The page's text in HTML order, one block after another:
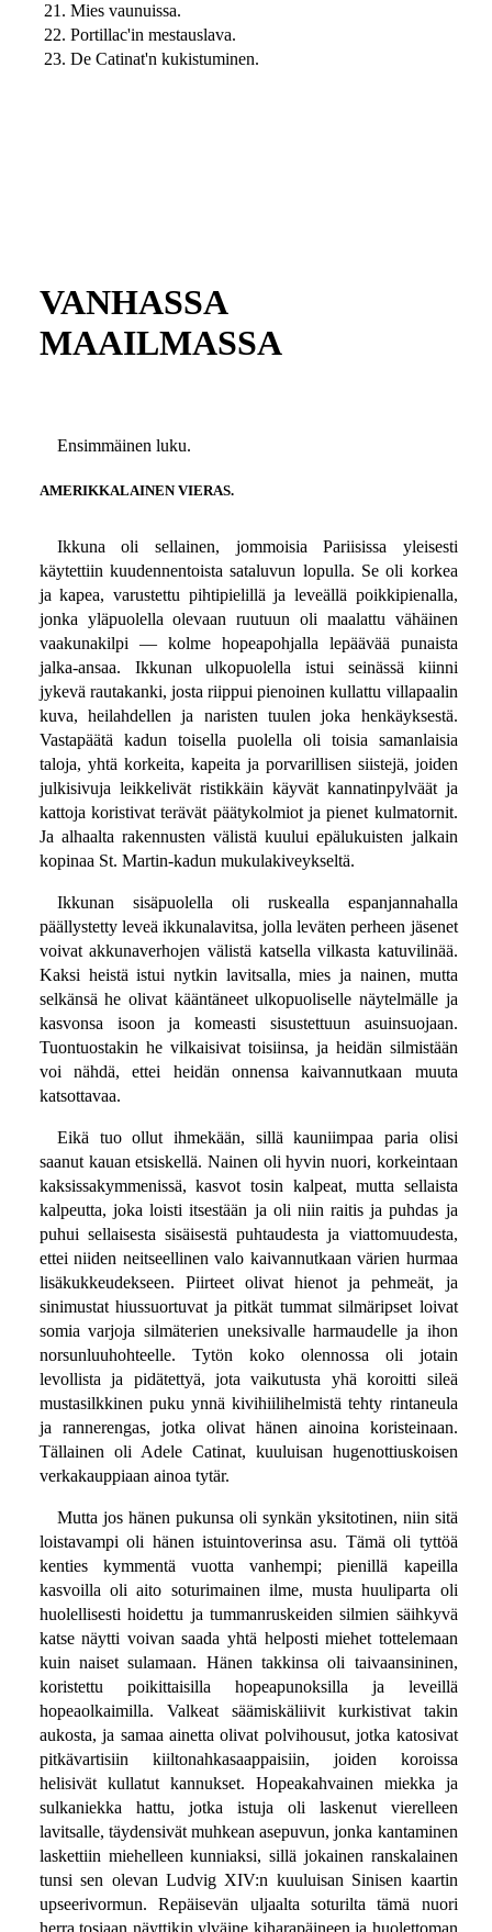
21. Mies vaunuissa.
22. Portillac'in mestauslava.
23. De Catinat'n kukistuminen.
VANHASSA
MAAILMASSA
Ensimmäinen luku.
AMERIKKALAINEN VIERAS.
Ikkuna oli sellainen, jommoisia Pariisissa yleisesti
käytettiin kuudennentoista sataluvun lopulla. Se oli korkea
ja kapea, varustettu pihtipielillä ja leveällä poikkipienalla,
jonka yläpuolella olevaan ruutuun oli maalattu vähäinen
vaakunakilpi — kolme hopeapohjalla lepäävää punaista
jalka-ansaa. Ikkunan ulkopuolella istui seinässä kiinni
jykevä rautakanki, josta riippui pienoinen kullattu villapaalin
kuva, heilahdellen ja naristen tuulen joka henkäyksestä.
Vastapäätä kadun toisella puolella oli toisia samanlaisia
taloja, yhtä korkeita, kapeita ja porvarillisen siistejä, joiden
julkisivuja leikkelivät ristikkäin käyvät kannatinpylväät ja
kattoja koristivat terävät päätykolmiot ja pienet kulmatornit.
Ja alhaalta rakennusten välistä kuului epälukuisten jalkain
kopinaa St. Martin-kadun mukulakiveykseltä.
Ikkunan sisäpuolella oli ruskealla espanjannahalla
päällystetty leveä ikkunalavitsa, jolla leväten perheen jäsenet
voivat akkunaverhojen välistä katsella vilkasta katuvilinää.
Kaksi heistä istui nytkin lavitsalla, mies ja nainen, mutta
selkänsä he olivat kääntäneet ulkopuoliselle näytelmälle ja
kasvonsa isoon ja komeasti sisustettuun asuinsuojaan.
Tuontuostakin he vilkaisivat toisiinsa, ja heidän silmistään
voi nähdä, ettei heidän onnensa kaivannutkaan muuta
katsottavaa.
Eikä tuo ollut ihmekään, sillä kauniimpaa paria olisi
saanut kauan etsiskellä. Nainen oli hyvin nuori, korkeintaan
kaksissakymmenissä, kasvot tosin kalpeat, mutta sellaista
kalpeutta, joka loisti itsestään ja oli niin raitis ja puhdas ja
puhui sellaisesta sisäisestä puhtaudesta ja viattomuudesta,
ettei niiden neitseellinen valo kaivannutkaan värien hurmaa
lisäkukkeudekseen. Piirteet olivat hienot ja pehmeät, ja
sinimustat hiussuortuvat ja pitkät tummat silmäripset loivat
somia varjoja silmäterien uneksivalle harmaudelle ja ihon
norsunluuhohteelle. Tytön koko olennossa oli jotain
levollista ja pidätettyä, jota vaikutusta yhä koroitti sileä
mustasilkkinen puku ynnä kivihiilihelmistä tehty rintaneula
ja rannerengas, jotka olivat hänen ainoina koristeinaan.
Tällainen oli Adele Catinat, kuuluisan hugenottiuskoisen
verkakauppiaan ainoa tytär.
Mutta jos hänen pukunsa oli synkän yksitotinen, niin sitä
loistavampi oli hänen istuintoverinsa asu. Tämä oli tyttöä
kenties kymmentä vuotta vanhempi; pienillä kapeilla
kasvoilla oli aito soturimainen ilme, musta huuliparta oli
huolellisesti hoidettu ja tummanruskeiden silmien säihkyvä
katse näytti voivan saada yhtä helposti miehet tottelemaan
kuin naiset sulamaan. Hänen takkinsa oli taivaansininen,
koristettu poikittaisilla hopeapunoksilla ja leveillä
hopeaolkaimilla. Valkeat säämiskäliivit kurkistivat takin
aukosta, ja samaa ainetta olivat polvihousut, jotka katosivat
pitkävartisiin kiiltonahkasaappaisiin, joiden koroissa
helisivät kullatut kannukset. Hopeakahvainen miekka ja
sulkaniekka hattu, jotka istuja oli laskenut vierelleen
lavitsalle, täydensivät muhkean asepuvun, jonka kantaminen
laskettiin miehelleen kunniaksi, sillä jokainen ranskalainen
tunsi sen olevan Ludvig XIV:n kuuluisan Sinisen kaartin
upseerivormun. Repäisevän uljaalta soturilta tämä nuori